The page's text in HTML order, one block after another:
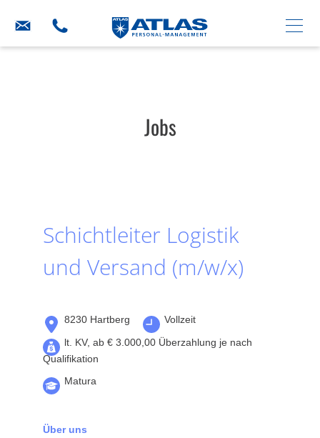
Jobs
Schichtleiter Logistik
und Versand (m/w/x)
8230 Hartberg Vollzeit
lt. KV, ab € 3.000,00 Überzahlung je nach
Qualifikation
Matura
Über uns